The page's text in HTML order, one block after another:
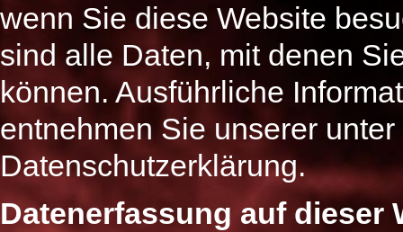
wenn Sie diese Website
sind alle Daten, mit denen
können. Ausführliche
entnehmen Sie unserer
Datenschutzerklärung.
Datenerfassung auf dieser